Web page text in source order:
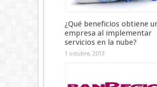
¿Qué beneficios obtiene
empresa al implementar
servicios en la nube?
1 octubre, 2013